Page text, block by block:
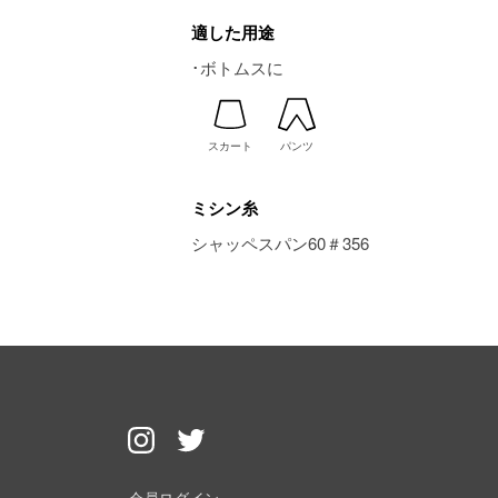
適した用途
･ボトムスに
スカート パンツ
ミシン糸
シャッペスパン60＃356